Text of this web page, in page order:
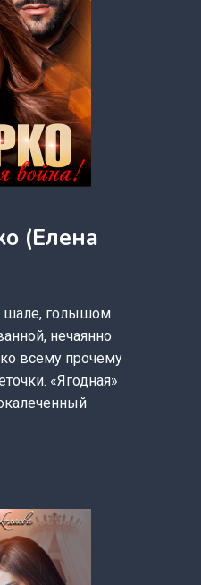
(Елена
шале, голышом
нечаянно
ко всему прочему
«Ягодная»